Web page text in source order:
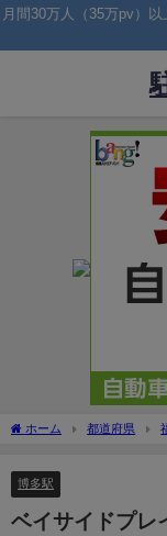
月間30万人（35万pv）
ホーム 都道府県
博多駅
ベイサイドプレ